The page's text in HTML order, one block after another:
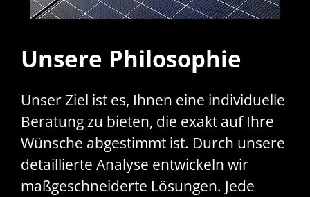
Unsere Philosophie
Unser Ziel ist es, Ihnen eine individuelle
Beratung zu bieten, die exakt auf Ihre
Wünsche abgestimmt ist. Durch unsere
detaillierte Analyse entwickeln wir
maßgeschneiderte Lösungen. Jede